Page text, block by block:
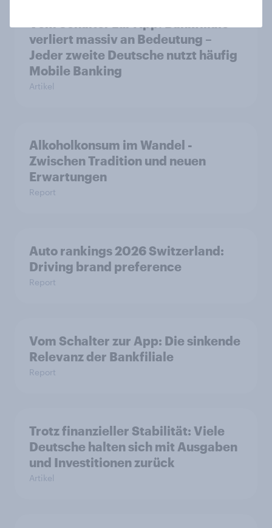
verliert massiv an Bedeutung –
Jeder zweite Deutsche nutzt häufig
Mobile Banking
Artikel
Alkoholkonsum im Wandel​ -
Zwischen Tradition und neuen
Erwartungen
Report
Auto rankings 2026 Switzerland:
Driving brand preference
Report
Vom Schalter zur App: Die sinkende
Relevanz der Bankfiliale
Report
Trotz finanzieller Stabilität: Viele
Deutsche halten sich mit Ausgaben
und Investitionen zurück
Artikel